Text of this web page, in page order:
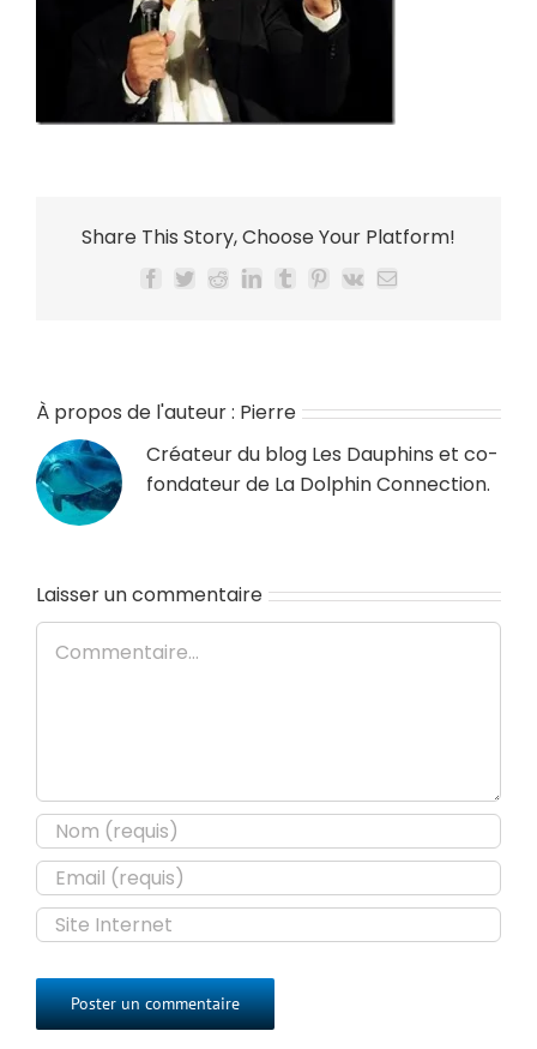
Share This Story, Choose Your Platform!
Facebook
TwitterRedditLinkedIn
TumblrPinterest
Vk Email
À propos de l'auteur : Pierre
Créateur du blog Les Dauphins et co-
fondateur de La Dolphin Connection.
Laisser un commentaire
Commentaire